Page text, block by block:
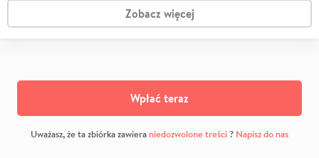
Zobacz więcej
Wpłać teraz
Uważasz, że ta zbiórka zawiera niedozwolone treści? Napisz do nas